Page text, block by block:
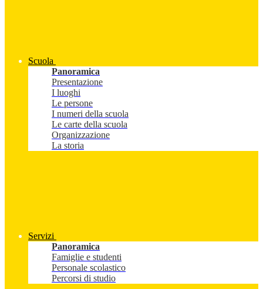
Scuola
Panoramica
Presentazione
I luoghi
Le persone
I numeri della scuola
Le carte della scuola
Organizzazione
La storia
Servizi
Panoramica
Famiglie e studenti
Personale scolastico
Percorsi di studio